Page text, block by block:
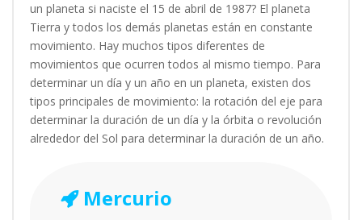
un planeta si naciste el 15 de abril de 1987? El planeta
Tierra y todos los demás planetas están en constante
movimiento. Hay muchos tipos diferentes de
movimientos que ocurren todos al mismo tiempo. Para
determinar un día y un año en un planeta, existen dos
tipos principales de movimiento: la rotación del eje para
determinar la duración de un día y la órbita o revolución
alrededor del Sol para determinar la duración de un año.
Mercurio